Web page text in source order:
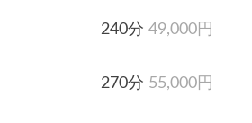
240分 49,000円
270分 55,000円